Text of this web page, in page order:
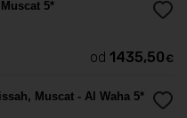
5*
od 1435,50 €
Muscat - Al Waha 5*